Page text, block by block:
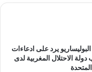
يرد على ادعاءات
دولة الاحتلال المغربية لدى